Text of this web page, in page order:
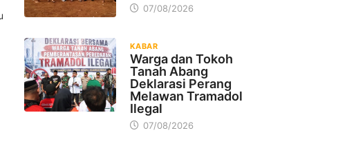
07/08/2026
KABAR
Warga dan Tokoh
Tanah Abang
Deklarasi Perang
Melawan Tramadol
Ilegal
07/08/2026